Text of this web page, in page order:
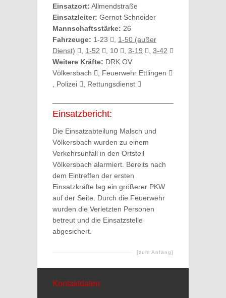
Einsatzort: Allmendstraße
Einsatzleiter: Gernot Schneider
Mannschaftsstärke: 26
Fahrzeuge: 1-23
1-50 (außer
Dienst)
1-52 , 10 3-19
3-42
Weitere Kräfte: DRK OV
Völkersbach
, Feuerwehr Ettlingen
, Polizei
, Rettungsdienst
Einsatzbericht:
Die Einsatzabteilung Malsch und
Völkersbach wurden zu einem
Verkehrsunfall in den Ortsteil
Völkersbach alarmiert. Bereits nach
dem Eintreffen der ersten
Einsatzkräfte lag ein größerer PKW
auf der Seite. Durch die Feuerwehr
wurden die Verletzten Personen
betreut und die Einsatzstelle
abgesichert.
[zum Anfang]
Kontaktdaten